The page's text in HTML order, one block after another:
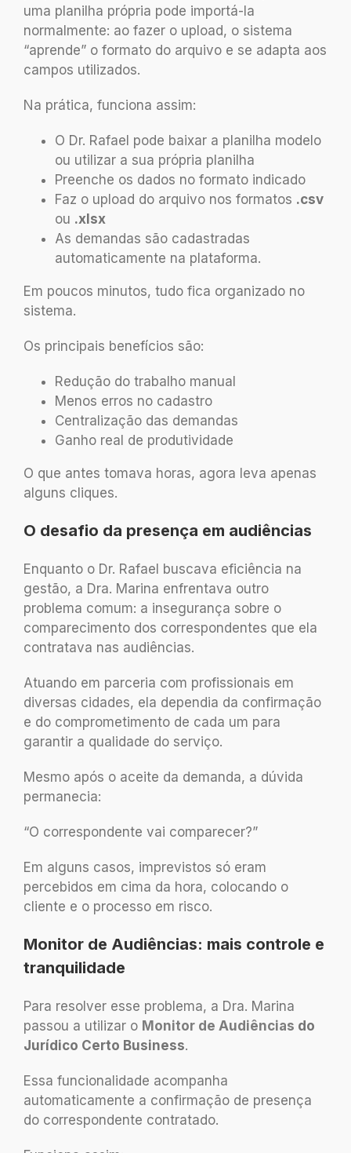
uma planilha própria pode importá-la
normalmente: ao fazer o upload, o sistema
“aprende” o formato do arquivo e se adapta aos
campos utilizados.
Na prática, funciona assim:
O Dr. Rafael pode baixar a planilha modelo
ou utilizar a sua própria planilha
Preenche os dados no formato indicado
Faz o upload do arquivo nos formatos .csv
ou .xlsx
As demandas são cadastradas
automaticamente na plataforma.
Em poucos minutos, tudo fica organizado no
sistema.
Os principais benefícios são:
Redução do trabalho manual
Menos erros no cadastro
Centralização das demandas
Ganho real de produtividade
O que antes tomava horas, agora leva apenas
alguns cliques.
O desafio da presença em audiências
Enquanto o Dr. Rafael buscava eficiência na
gestão, a Dra. Marina enfrentava outro
problema comum: a insegurança sobre o
comparecimento dos correspondentes que ela
contratava nas audiências.
Atuando em parceria com profissionais em
diversas cidades, ela dependia da confirmação
e do comprometimento de cada um para
garantir a qualidade do serviço.
Mesmo após o aceite da demanda, a dúvida
permanecia:
“O correspondente vai comparecer?”
Em alguns casos, imprevistos só eram
percebidos em cima da hora, colocando o
cliente e o processo em risco.
Monitor de Audiências: mais controle e
tranquilidade
Para resolver esse problema, a Dra. Marina
passou a utilizar o Monitor de Audiências do
Jurídico Certo Business.
Essa funcionalidade acompanha
automaticamente a confirmação de presença
do correspondente contratado.